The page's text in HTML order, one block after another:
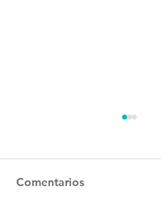
Comentarios